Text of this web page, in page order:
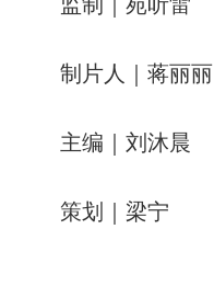
制片人｜蒋丽丽
主编｜刘沐晨
策划｜梁宁